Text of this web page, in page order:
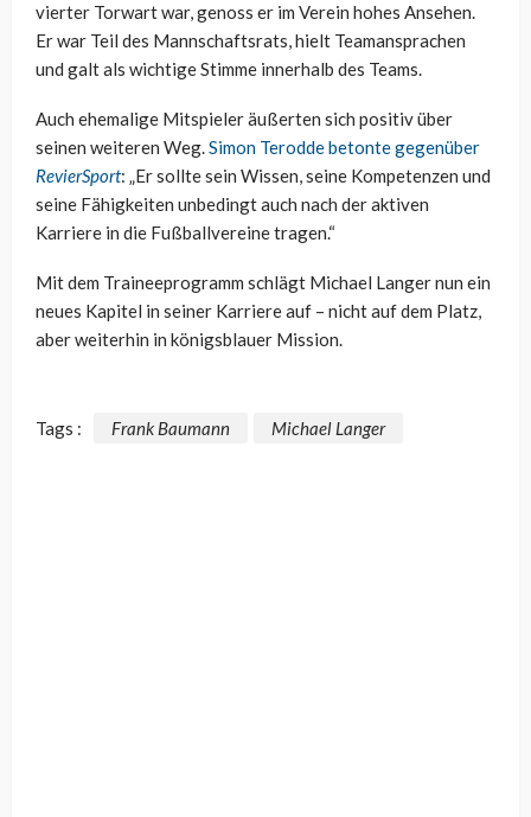
vierter Torwart war, genoss er im Verein hohes Ansehen.
Er war Teil des Mannschaftsrats, hielt Teamansprachen
und galt als wichtige Stimme innerhalb des Teams.
Auch ehemalige Mitspieler äußerten sich positiv über
seinen weiteren Weg.Simon Terodde betonte gegenüber
RevierSport: „Er sollte sein Wissen, seine Kompetenzen und
seine Fähigkeiten unbedingt auch nach der aktiven
Karriere in die Fußballvereine tragen.“
Mit dem Traineeprogramm schlägt Michael Langer nun ein
neues Kapitel in seiner Karriere auf – nicht auf dem Platz,
aber weiterhin in königsblauer Mission.
Tags : Frank Baumann Michael Langer